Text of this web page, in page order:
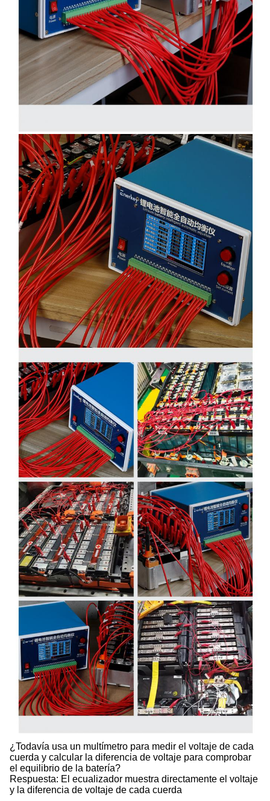
¿Todavía usa un multímetro para medir el voltaje de cada
cuerda y calcular la diferencia de voltaje para comprobar
el equilibrio de la batería?
Respuesta: El ecualizador muestra directamente el voltaje
y la diferencia de voltaje de cada cuerda